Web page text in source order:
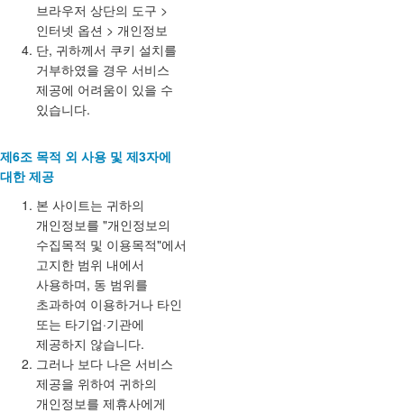
브라우저 상단의 도구 >
인터넷 옵션 > 개인정보
단, 귀하께서 쿠키 설치를
거부하였을 경우 서비스
제공에 어려움이 있을 수
있습니다.
제6조 목적 외 사용 및 제3자에
대한 제공
본 사이트는 귀하의
개인정보를 "개인정보의
수집목적 및 이용목적"에서
고지한 범위 내에서
사용하며, 동 범위를
초과하여 이용하거나 타인
또는 타기업·기관에
제공하지 않습니다.
그러나 보다 나은 서비스
제공을 위하여 귀하의
개인정보를 제휴사에게